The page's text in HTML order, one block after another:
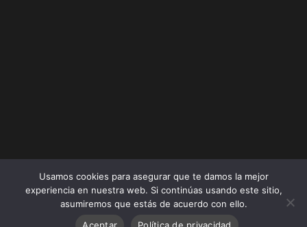
Usamos cookies para asegurar que te damos la mejor
experiencia en nuestra web. Si continúas usando este sitio,
asumiremos que estás de acuerdo con ello.
Aceptar
Política de privacidad